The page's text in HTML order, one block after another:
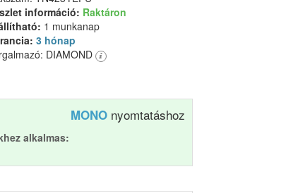
információ: Raktáron
1 munkanap
3 hónap
DIAMOND
MONOnyomtatáshoz
alkalmas: